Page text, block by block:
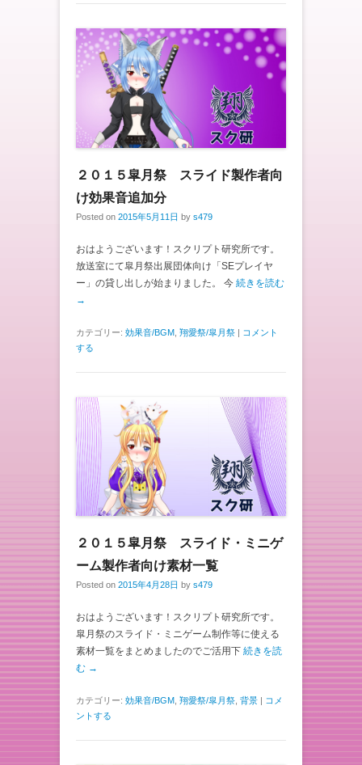
２０１５皐月祭 スライド製作者向
け効果音追加分
Posted on 2015年5月11日 by s479
おはようございます！スクリプト研究所です。
放送室にて皐月祭出展団体向け「SEプレイヤ
ー」の貸し出しが始まりました。 今 続きを読む
→
カテゴリー: 効果音/BGM 翔愛祭/皐月祭 | コメント
する
２０１５皐月祭 スライド・ミニゲ
ーム製作者向け素材一覧
Posted on 2015年4月28日 by s479
おはようございます！スクリプト研究所です。
皐月祭のスライド・ミニゲーム制作等に使える
素材一覧をまとめましたのでご活用下 続きを読
む →
カテゴリー: 効果音/BGM 翔愛祭/皐月祭 背景 | コメ
ントする